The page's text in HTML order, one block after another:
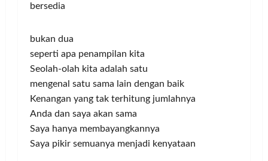
bersedia
bukan dua
seperti apa penampilan kita
Seolah-olah kita adalah satu
mengenal satu sama lain dengan baik
Kenangan yang tak terhitung jumlahnya
Anda dan saya akan sama
Saya hanya membayangkannya
Saya pikir semuanya menjadi kenyataan